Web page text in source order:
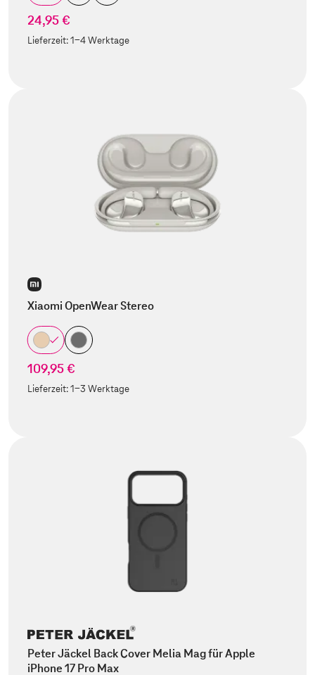
24,95 €
Lieferzeit:1-4 Werktage
Xiaomi OpenWear Stereo
109,95 €
Lieferzeit:1-3 Werktage
Peter Jäckel Back Cover Melia Mag für Apple
iPhone 17 Pro Max